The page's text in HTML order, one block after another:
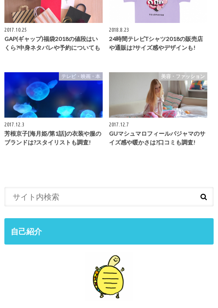
2017.10.25
GAP(ギャップ)福袋2018の値段はい
くら?中身ネタバレや予約についても
2018.8.23
24時間テレビTシャツ2018の販売店
や通販は?サイズ感やデザインも!
テレビ・映画・本
2017.12.3
芳根京子[海月姫/第1話]の衣装や服の
ブランドは?スタイリストも調査!
美容・ファッション
2017.12.7
GUマシュマロフィールパジャマのサ
イズ感や暖かさは?口コミも調査!
自己紹介